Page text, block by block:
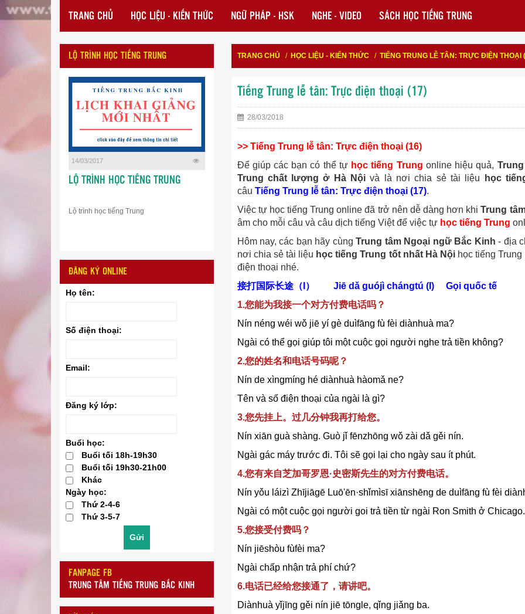
TRANG CHỦ HỌC LIỆU - KIẾN THỨC NGỮ PHÁP - HSK NGHE - VIDEO SÁCH HỌC TIẾNG TRUNG
LỘ TRÌNH HỌC TIẾNG TRUNG
14/03/2017
LỘ TRÌNH HỌC TIẾNG TRUNG
Lộ trình học tiếng Trung
ĐĂNG KÝ ONLINE
Họ tên:
Số điện thoại:
Email:
Đăng ký lớp:
Buổi học:
Buổi tối 18h-19h30
Buổi tối 19h30-21h00
Khác
Ngày học:
Thứ 2-4-6
Thứ 3-5-7
FANPAGE FB
TRUNG TÂM TIẾNG TRUNG BẮC KINH
TRANG CHỦ / HỌC LIỆU - KIẾN THỨC/ TIẾNG TRUNG LỄ TÂN: TRỰC ĐIỆN THOẠI
Tiếng Trung lễ tân: Trực điện thoại (17)
28/03/2018
>> Tiếng Trung lễ tân: Trực điện thoại (16)
Để giúp các bạn có thể tự học tiếng Trung online hiệu quả,
Trung chất lượng ở Hà Nội và là nơi chia sẻ tài liệu
học
câu Tiếng Trung lễ tân: Trực điện thoại (17).
Việc tự học tiếng Trung online đã trở nên dễ dàng hơn khiTrung
âm cho mỗi câu và câu dịch tiếng Việt để việc tự học tiếng Trung
Hôm nay, các bạn hãy cùngTrung tâm Ngoại ngữ Bắc Kinh - địa
nơi chia sẻ tài liệu học tiếng Trung tốt nhất Hà Nội học tiếng
điện thoại nhé.
接打国际长途（I）
Jiē dǎ guójì chángtú (I) Gọi quốc tế
1.您能为我接一个对方付费电话吗？
Nín néng wéi wǒ jiē yígè duìfāng fù fèi diànhuà ma?
Ngài có thể gọi giúp tôi một cuộc gọi người nghe trả tiền không?
2.您的姓名和电话号码呢？
Nín de xìngmíng hé diànhuà hàomǎ ne?
Tên và số điện thoại của ngài là gì?
3.您先挂上。过几分钟我再打给您。
Nín xiān guà shàng. Guò jǐ fēnzhōng wǒ zài dǎ gěi nín.
Ngài gác máy trước đi. Tôi sẽ gọi lại cho ngày sau ít phút.
4.您有来自芝加哥罗恩·史密斯先生的对方付费电话。
Nín yǒu láizì Zhījiāgē Luō'ēn·shǐmìsī xiānshēng de duìfāng fù fèi
Ngài có một cuộc gọi người goi trả tiền từ ngài Ron Smith ở Chicago.
5.您接受付费吗？
Nín jiēshòu fùfèi ma?
Ngài chấp nhận trả phí chứ?
6.电话已经给您接通了，请讲吧。
Diànhuà yǐjīng gěi nín jiē tōngle, qǐng jiǎng ba.